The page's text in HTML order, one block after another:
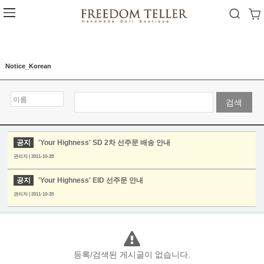
Notice_Korean
검색
공지 'Your Highness' SD 2차 선주문 배송 안내
관리자 | 2011-10-28
공지 'Your Highness' EID 선주문 안내
관리자 | 2011-10-28
등록/검색된 게시글이 없습니다.